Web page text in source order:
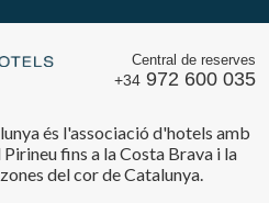
Central de reserves
+34 972 600 035
és l'associació d'hotels amb
fins a la Costa Brava i la
del cor de Catalunya.